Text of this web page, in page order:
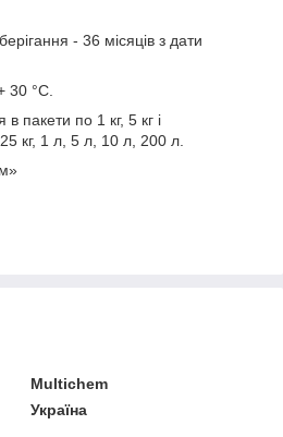
- 36 місяців з дати
30 °С.
пакети по 1 кг, 5 кг і
кг, 1 л, 5 л, 10 л, 200 л.
Multichem
Україна